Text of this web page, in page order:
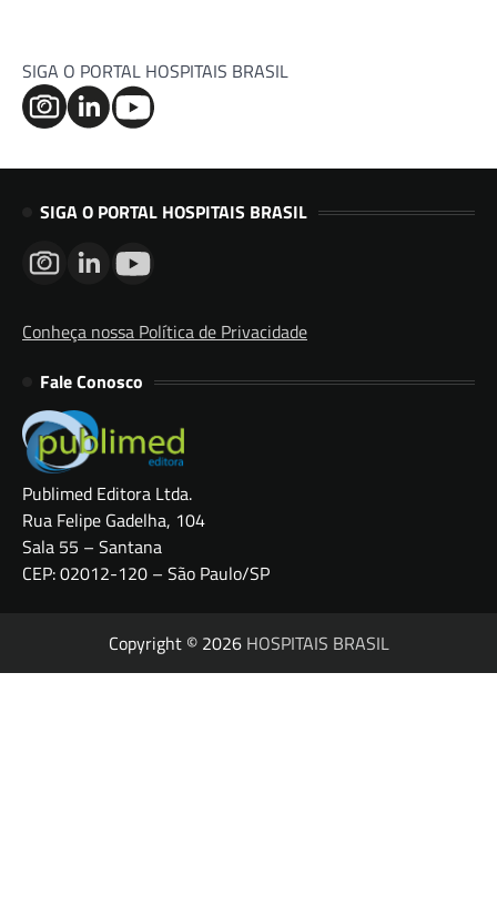
SIGA O PORTAL HOSPITAIS BRASIL
SIGA O PORTAL HOSPITAIS BRASIL
Conheça nossa Política de Privacidade
Fale Conosco
Publimed Editora Ltda.
Rua Felipe Gadelha, 104
Sala 55 – Santana
CEP: 02012-120 – São Paulo/SP
Copyright © 2026 HOSPITAIS BRASIL